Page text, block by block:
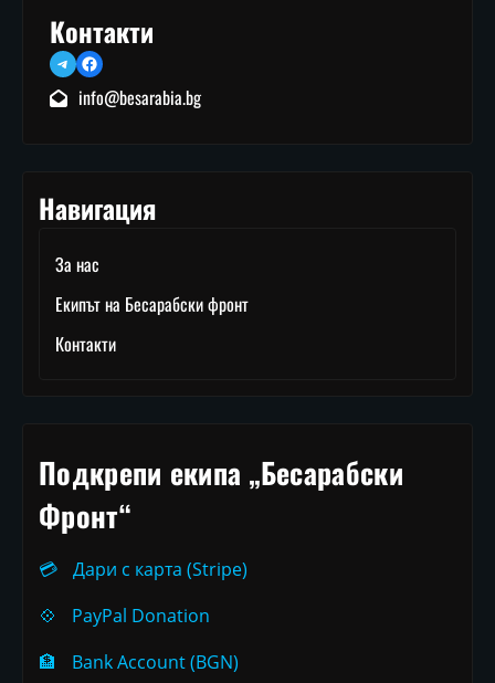
Контакти
TelegramFacebook
info@besarabia.bg
Навигация
За нас
Екипът на Бесарабски фронт
Контакти
Подкрепи екипа „Бесарабски
Фронт“
💳
Дари с карта (Stripe)
💠
PayPal Donation
🏦
Bank Account (BGN)